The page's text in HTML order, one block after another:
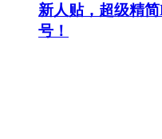
新人贴，超级精
号！